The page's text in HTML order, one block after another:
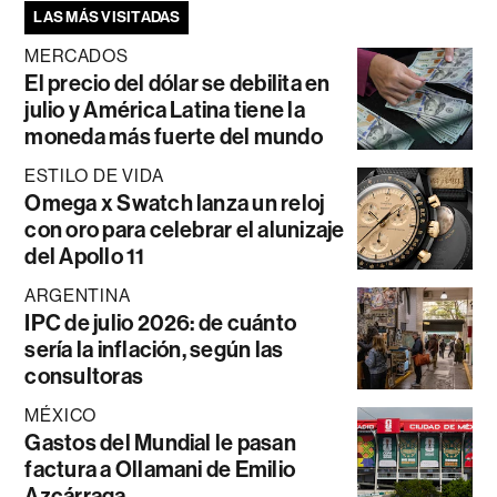
LAS MÁS VISITADAS
MERCADOS
El precio del dólar se debilita en
julio y América Latina tiene la
moneda más fuerte del mundo
ESTILO DE VIDA
Omega x Swatch lanza un reloj
con oro para celebrar el alunizaje
del Apollo 11
ARGENTINA
IPC de julio 2026: de cuánto
sería la inflación, según las
consultoras
MÉXICO
Gastos del Mundial le pasan
factura a Ollamani de Emilio